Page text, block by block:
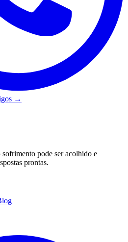
→
pode ser acolhido e
prontas.